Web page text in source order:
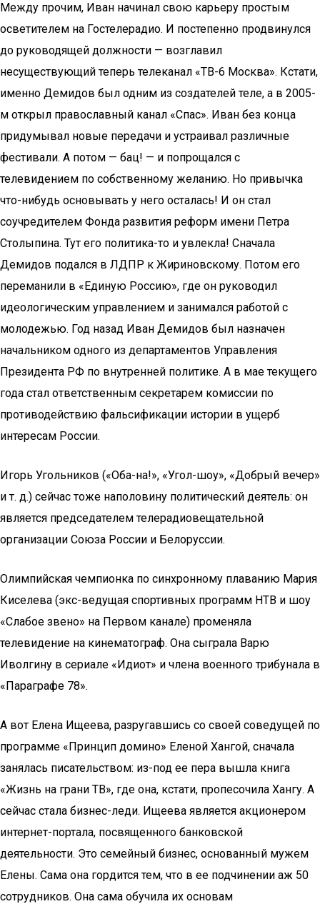
Между прочим, Иван начинал свою карьеру простым
осветителем на Гостелерадио. И постепенно продвинулся
до руководящей должности — возглавил
несуществующий теперь телеканал «ТВ-6 Москва». Кстати,
именно Демидов был одним из создателей теле, а в 2005-
м открыл православный канал «Спас». Иван без конца
придумывал новые передачи и устраивал различные
фестивали. А потом — бац! — и попрощался с
телевидением по собственному желанию. Но привычка
что-нибудь основывать у него осталась! И он стал
соучредителем Фонда развития реформ имени Петра
Столыпина. Тут его политика-то и увлекла! Сначала
Демидов подался в ЛДПР к Жириновскому. Потом его
переманили в «Единую Россию», где он руководил
идеологическим управлением и занимался работой с
молодежью. Год назад Иван Демидов был назначен
начальником одного из департаментов Управления
Президента РФ по внутренней политике. А в мае текущего
года стал ответственным секретарем комиссии по
противодействию фальсификации истории в ущерб
интересам России.
Игорь Угольников («Оба-на!», «Угол-шоу», «Добрый вечер»
и т. д.) сейчас тоже наполовину политический деятель: он
является председателем телерадиовещательной
организации Союза России и Белоруссии.
Олимпийская чемпионка по синхронному плаванию Мария
Киселева (экс-ведущая спортивных программ НТВ и шоу
«Слабое звено» на Первом канале) променяла
телевидение на кинематограф. Она сыграла Варю
Иволгину в сериале «Идиот» и члена военного трибунала в
«Параграфе 78».
А вот Елена Ищеева, разругавшись со своей соведущей по
программе «Принцип домино» Еленой Хангой, сначала
занялась писательством: из-под ее пера вышла книга
«Жизнь на грани ТВ», где она, кстати, пропесочила Хангу. А
сейчас стала бизнес-леди. Ищеева является акционером
интернет-портала, посвященного банковской
деятельности. Это семейный бизнес, основанный мужем
Елены. Сама она гордится тем, что в ее подчинении аж 50
сотрудников. Она сама обучила их основам